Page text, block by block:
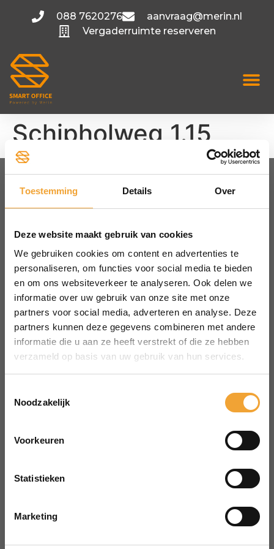
Toestemming Details Over
Deze website maakt gebruik van cookies
We gebruiken cookies om content en advertenties te
personaliseren, om functies voor social media te bieden
en om ons websiteverkeer te analyseren. Ook delen we
informatie over uw gebruik van onze site met onze
partners voor social media, adverteren en analyse. Deze
partners kunnen deze gegevens combineren met andere
informatie die u aan ze heeft verstrekt of die ze hebben
verzameld op basis van uw gebruik van hun services.
Noodzakelijk
Voorkeuren
Statistieken
Marketing
088 7620276
aanvraag@merin.nl
Vergaderruimte reserveren
Schipholweg 1.15
Utrecht
Hoofddorp
Bekijk alle locaties
MENU
Over Smart Office
Hoe het werkt
Veelgestelde vragen
Reserveren vergaderruimte
088 7620276
Jachthavenweg 109H